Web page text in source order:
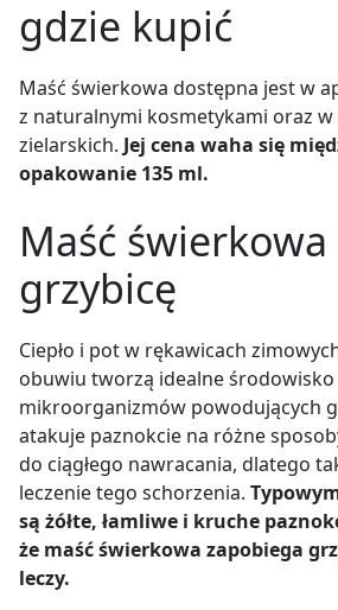
gdzie kupić
Maść świerkowa dostępna jest w
z naturalnymi kosmetykami oraz w
zielarskich. Jej cena waha się
opakowanie 135 ml.
Maść świerkowa
grzybicę
Ciepło i pot w rękawicach
obuwiu tworzą idealne
mikroorganizmów powodujących
atakuje paznokcie na różne
do ciągłego nawracania, dlatego
leczenie tego schorzenia.
są żółte, łamliwe i kruche
że maść świerkowa zapobiega
leczy.